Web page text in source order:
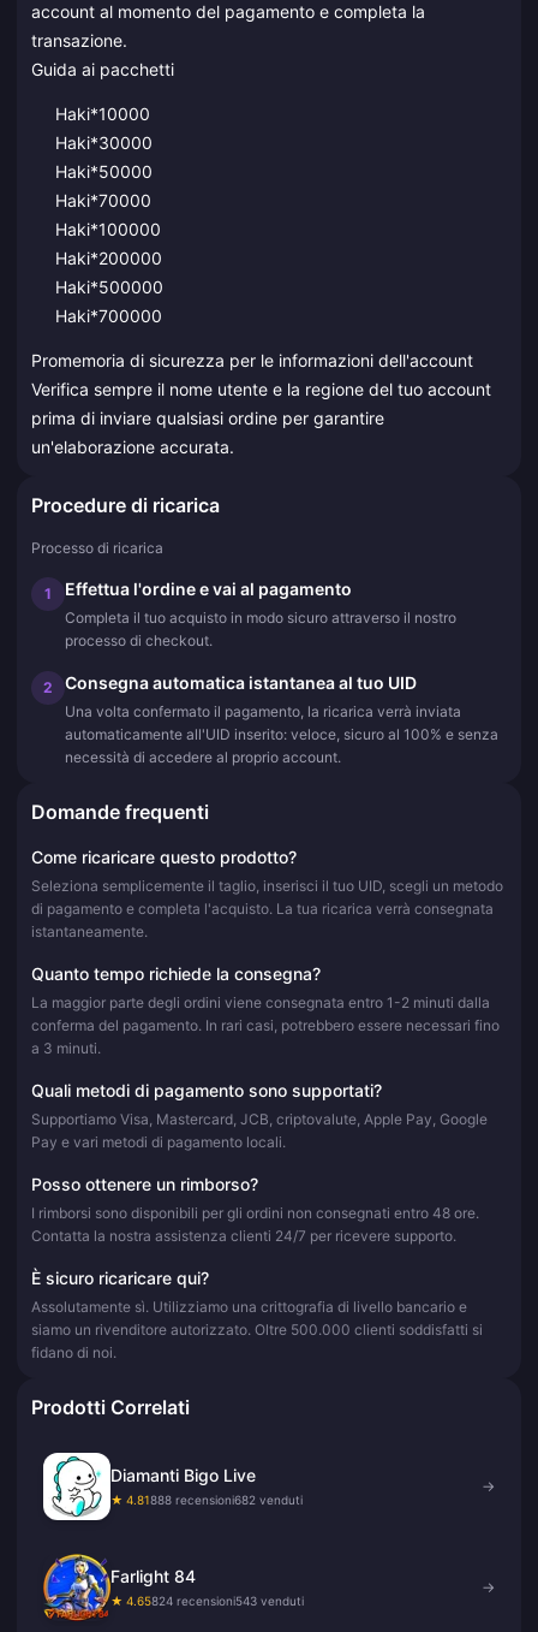
account al momento del pagamento e completa la
transazione.
Guida ai pacchetti
Haki*10000
Haki*30000
Haki*50000
Haki*70000
Haki*100000
Haki*200000
Haki*500000
Haki*700000
Promemoria di sicurezza per le informazioni dell'account
Verifica sempre il nome utente e la regione del tuo account
prima di inviare qualsiasi ordine per garantire
un'elaborazione accurata.
Procedure di ricarica
Processo di ricarica
1 Effettua l'ordine e vai al pagamento
Completa il tuo acquisto in modo sicuro attraverso il nostro
processo di checkout.
2 Consegna automatica istantanea al tuo UID
Una volta confermato il pagamento, la ricarica verrà inviata
automaticamente all'UID inserito: veloce, sicuro al 100% e senza
necessità di accedere al proprio account.
Domande frequenti
Come ricaricare questo prodotto?
Seleziona semplicemente il taglio, inserisci il tuo UID, scegli un metodo
di pagamento e completa l'acquisto. La tua ricarica verrà consegnata
istantaneamente.
Quanto tempo richiede la consegna?
La maggior parte degli ordini viene consegnata entro 1-2 minuti dalla
conferma del pagamento. In rari casi, potrebbero essere necessari fino
a 3 minuti.
Quali metodi di pagamento sono supportati?
Supportiamo Visa, Mastercard, JCB, criptovalute, Apple Pay, Google
Pay e vari metodi di pagamento locali.
Posso ottenere un rimborso?
I rimborsi sono disponibili per gli ordini non consegnati entro 48 ore.
Contatta la nostra assistenza clienti 24/7 per ricevere supporto.
È sicuro ricaricare qui?
Assolutamente sì. Utilizziamo una crittografia di livello bancario e
siamo un rivenditore autorizzato. Oltre 500.000 clienti soddisfatti si
fidano di noi.
Prodotti Correlati
Diamanti Bigo Live
★ 4.81888 recensioni682 venduti
→
Farlight 84
★ 4.65824 recensioni543 venduti
→